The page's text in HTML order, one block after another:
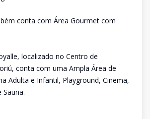
conta com Área Gourmet com
localizado no Centro de
conta com uma Ampla Área de
Adulta e Infantil, Playground, Cinema,
Sauna.